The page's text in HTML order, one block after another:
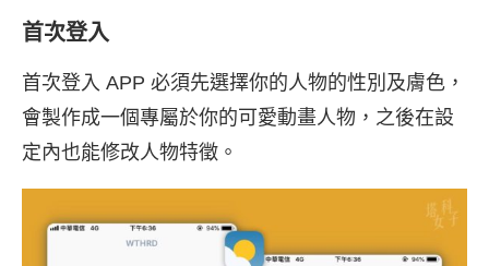
首次登入
首次登入 APP 必須先選擇你的人物的性別及膚色，
會製作成一個專屬於你的可愛動畫人物，之後在設
定內也能修改人物特徵。